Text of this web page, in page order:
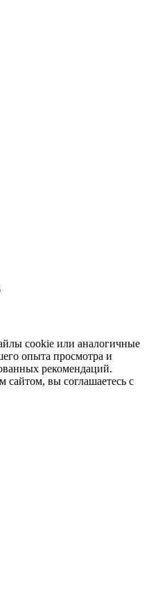
cookie или аналогичные
опыта просмотра и
рекомендаций.
сайтом, вы соглашаетесь с